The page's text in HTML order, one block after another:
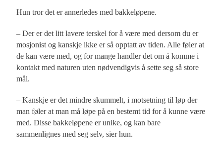
Hun tror det er annerledes med bakkeløpene.
– Der er det litt lavere terskel for å være med dersom du er
mosjonist og kanskje ikke er så opptatt av tiden. Alle føler at
de kan være med, og for mange handler det om å komme i
kontakt med naturen uten nødvendigvis å sette seg så store
mål.
– Kanskje er det mindre skummelt, i motsetning til løp der
man føler at man må løpe på en bestemt tid for å kunne være
med. Disse bakkeløpene er unike, og kan bare
sammenlignes med seg selv, sier hun.